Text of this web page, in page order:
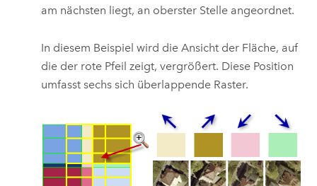
am nächsten liegt, an oberster Stelle angeordnet.
In diesem Beispiel wird die Ansicht der Fläche, auf
die der rote Pfeil zeigt, vergrößert. Diese Position
umfasst sechs sich überlappende Raster.